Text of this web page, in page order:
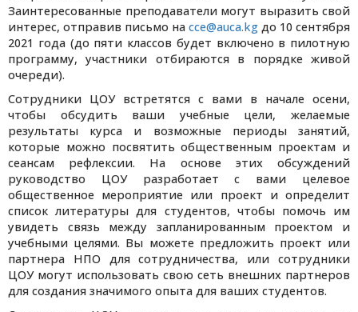
Заинтересованные преподаватели могут выразить свой
интерес, отправив письмо на cce@auca.kg до 10 сентября
2021 года (до пяти классов будет включено в пилотную
программу, участники отбираются в порядке живой
очереди).
Сотрудники ЦОУ встретятся с вами в начале осени,
чтобы обсудить ваши учебные цели, желаемые
результаты курса и возможные периоды занятий,
которые можно посвятить общественным проектам и
сеансам рефлексии. На основе этих обсуждений
руководство ЦОУ разработает с вами целевое
общественное мероприятие или проект и определит
список литературы для студентов, чтобы помочь им
увидеть связь между запланированным проектом и
учебными целями. Вы можете предложить проект или
партнера НПО для сотрудничества, или сотрудники
ЦОУ могут использовать свою сеть внешних партнеров
для создания значимого опыта для ваших студентов.